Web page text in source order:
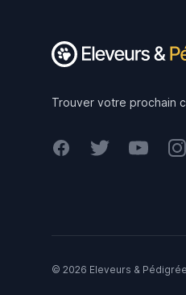
Trouver votre prochain
FacebookTwitterYoutube
© 2026 Eleveurs & Pédigrée